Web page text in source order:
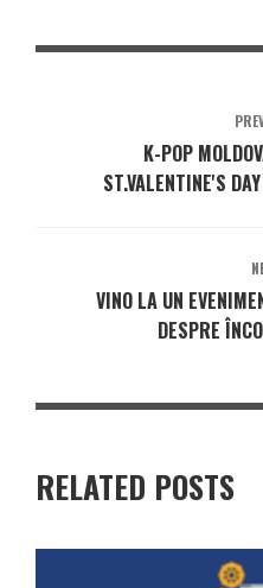
K-POP
ST.VALENTINE'S
VINO LA UN
DESPRE
RELATED POSTS